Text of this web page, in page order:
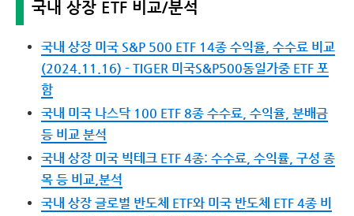
국내 상장 ETF 비교/분석
국내 상장 미국 S&P 500 ETF 14종 수익율, 수수료 비교
(2024.11.16) - TIGER 미국S&P500동일가중 ETF 포
함
국내 미국 나스닥 100 ETF 8종 수수료, 수익율, 분배금
등 비교 분석
국내 상장 미국 빅테크 ETF 4종: 수수료, 수익률, 구성 종
목 등 비교,분석
국내 상장 글로벌 반도체 ETF와 미국 반도체 ETF 4종 비